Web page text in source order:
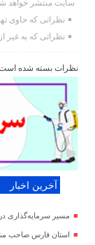
سایت منتشر خواهد
نظراتی که حاوی
نظراتی که به غیر
نظرات بسته شده
آخرین اخبار
مسیر سرمایه‌گذاری
استان فارس صاحب